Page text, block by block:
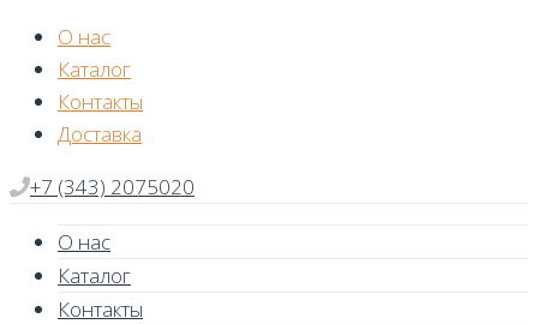
Skip
content
О нас
Каталог
Контакты
Доставка
+7 (343) 2075020
О нас
Каталог
Контакты